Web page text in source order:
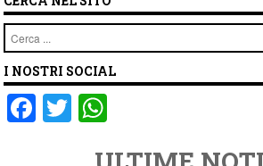
Cerca
I NOSTRI SOCIAL
F T